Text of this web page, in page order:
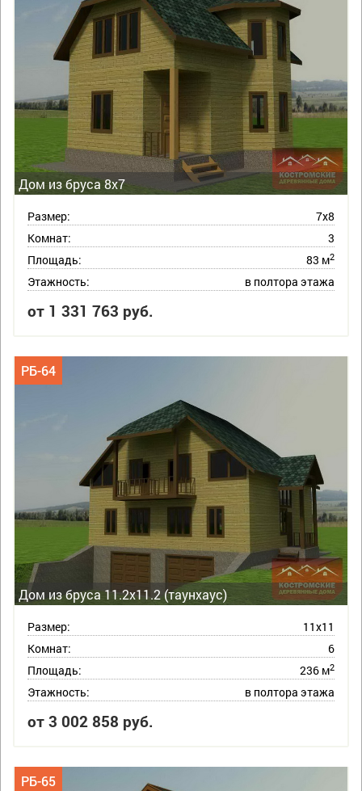
Дом из бруса 8х7
Размер:
7х8
Комнат:
3
Площадь:
83 м2
Этажность: в полтора этажа
от 1 331 763 руб.
Дом из бруса 11.2х11.2 (таунхаус)
РБ-64
Размер:
11х11
Комнат:
6
Площадь:
236 м2
Этажность: в полтора этажа
от 3 002 858 руб.
РБ-65